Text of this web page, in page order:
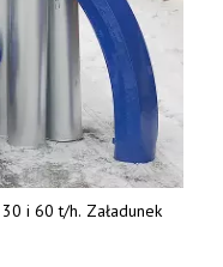
i 60 t/h. Załadunek